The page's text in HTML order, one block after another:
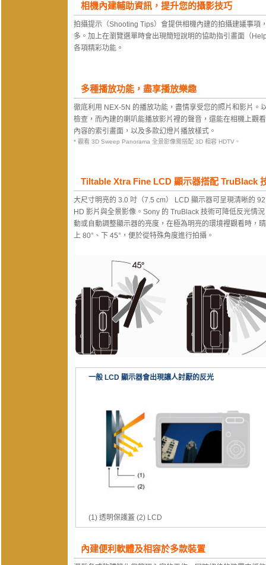
相機內建輔助資訊，提升您的攝影技巧
拍攝提示（Shooting Tips）會提供相機內建的拍攝建議事項
多。加上在瀏覽選單時會出現簡短說明的協助指引畫面（
各項精彩功能。
多種播放功能，盡享播放樂趣
徹底利用 NEX-5N 的播放功能，盡情享受您的照片和影片
檢查，而內建的喇叭能播放影片裡的聲音，還能在相機上觀
內容的索引畫面，以及多款幻燈片播放樣式。
* 觀看 3D Sweep Panorama 全景影像需搭配 3D 相容 HDTV。
Tiltable Xtra Fine LCD 顯示器搭配 TruBlack
大尺寸明亮的 3.0 吋（7.5 cm） LCD 顯示器可呈現清晰的
HD 影片與全景影像。Sony 的 TruBlack 技術可降低反光情
動或自動調整顯示器的亮度，在極為明亮的環境裡觀看時，
上 80°、下 45°，便於從特殊角度進行拍攝。
一般 LCD 顯示器會出現讓人討厭的反光
(1) 透明保護蓋 (2) LCD
內建便利軟體及相容於多款裝置